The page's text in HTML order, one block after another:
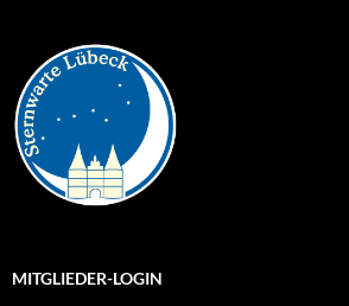
MITGLIEDER-LOGIN